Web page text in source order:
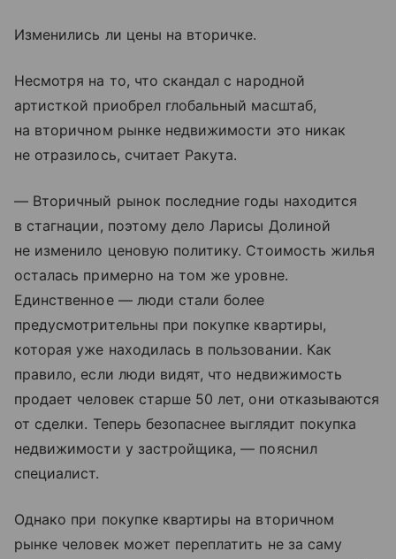
Изменились ли цены на вторичке.
Несмотря на то, что скандал с народной
артисткой приобрел глобальный масштаб,
на вторичном рынке недвижимости это никак
не отразилось, считает Ракута.
— Вторичный рынок последние годы находится
в стагнации, поэтому дело Ларисы Долиной
не изменило ценовую политику. Стоимость жилья
осталась примерно на том же уровне.
Единственное — люди стали более
предусмотрительны при покупке квартиры,
которая уже находилась в пользовании. Как
правило, если люди видят, что недвижимость
продает человек старше 50 лет, они отказываются
от сделки. Теперь безопаснее выглядит покупка
недвижимости у застройщика, — пояснил
специалист.
Однако при покупке квартиры на вторичном
рынке человек может переплатить не за саму